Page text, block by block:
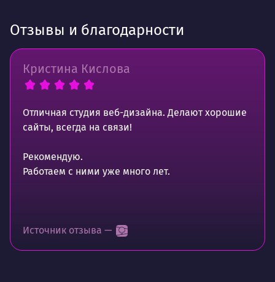
Отзывы и благодарности
Кристина Кислова
Отличная студия веб-дизайна. Делают хорошие
сайты, всегда на связи!
Рекомендую.
Работаем с ними уже много лет.
Источник отзыва —